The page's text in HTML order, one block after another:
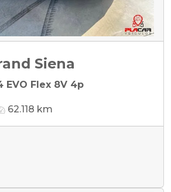
Siena
EVO Flex 8V 4p
62.118 km